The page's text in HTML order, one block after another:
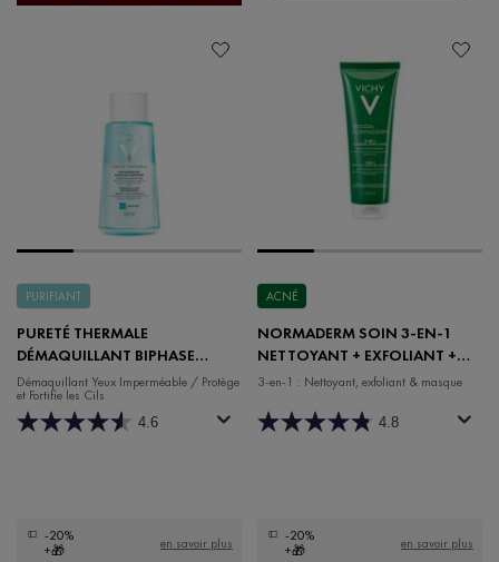
PURIFIANT
PURETÉ THERMALE
DÉMAQUILLANT BIPHASE
HYDROFUGE POUR LES YEUX
Démaquillant Yeux Imperméable / Protège
et Fortifie les Cils
4.6
-20%
+🎁
en savoir plus
ACNÉ
NORMADERM SOIN 3-EN-1
NETTOYANT + EXFOLIANT +
MASQUE
3-en-1 : Nettoyant, exfoliant & masque
4.8
-20%
+🎁
en savoir plus